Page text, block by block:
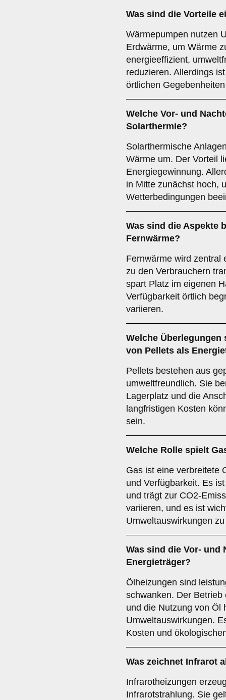
Was sind die Vorteile
Wärmepumpen nutzen
Erdwärme, um Wärme
energieeffizient,
reduzieren. Allerdings
örtlichen
Welche Vor- und
Solarthermie?
Solarthermische
Wärme um. Der Vorteil
Energiegewinnung.
in Mitte zunächst hoch,
Wetterbedingungen
Was sind die Aspekte
Fernwärme?
Fernwärme wird zentral
zu den Verbrauchern
spart Platz im eigenen
Verfügbarkeit örtlich
variieren.
Welche
von Pellets als
Pellets bestehen aus
umweltfreundlich. Sie
Lagerplatz und die
langfristigen Kosten
sein.
Welche Rolle spielt
Gas ist eine verbreitete
und Verfügbarkeit. Es
und trägt zur CO2-
variieren, und es ist
Umweltauswirkungen
Was sind die Vor- und
Energieträger?
Ölheizungen sind
schwanken. Der
und die Nutzung von Öl
Umweltauswirkungen.
Kosten und
Was zeichnet Infrarot
Infrarotheizungen
Infrarotstrahlung. Sie